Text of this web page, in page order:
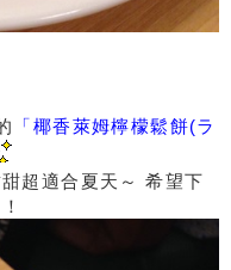
「椰香萊姆檸檬鬆餅(ラ
超適合夏天～ 希望下